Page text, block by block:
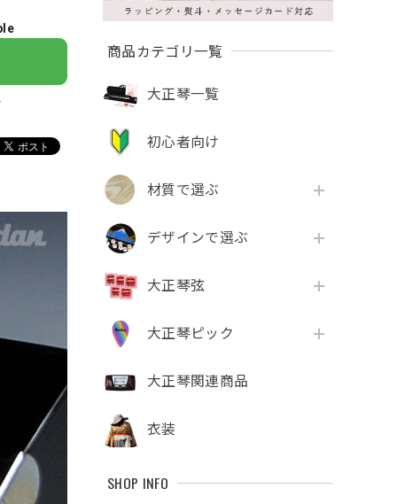
商品カテゴリ一覧
大正琴一覧
初心者向け
材質で選ぶ
デザインで選ぶ
大正琴弦
大正琴ピック
大正琴関連商品
衣装
SHOP INFO